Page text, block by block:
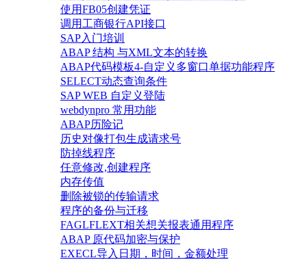
使用FB05创建凭证
调用工商银行API接口
SAP入门培训
ABAP 结构 与XML文本的转换
ABAP代码模板4-自定义多窗口单据功能程序
SELECT动态查询条件
SAP WEB 自定义登陆
webdynpro 常用功能
ABAP历险记
历史对像打包生成请求号
防掉线程序
任意修改,创建程序
内存传值
删除被锁的传输请求
程序的备份与迁移
FAGLFLEXT相关想关报表通用程序
ABAP 原代码加密与保护
EXECL导入日期，时间，金额处理